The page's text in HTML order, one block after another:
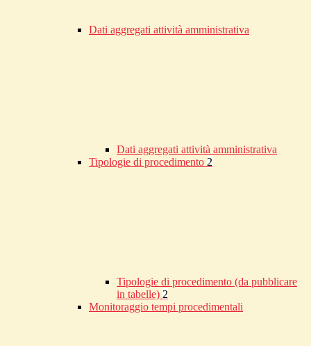
Dati aggregati attività amministrativa
Dati aggregati attività amministrativa
Tipologie di procedimento 2
Tipologie di procedimento (da pubblicare
in tabelle) 2
Monitoraggio tempi procedimentali